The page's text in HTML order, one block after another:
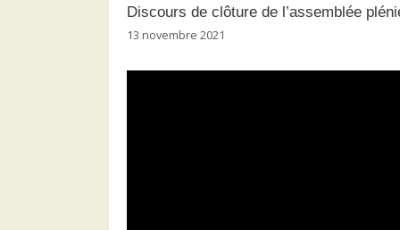
Discours de clôture de l’assemblée
13 novembre 2021